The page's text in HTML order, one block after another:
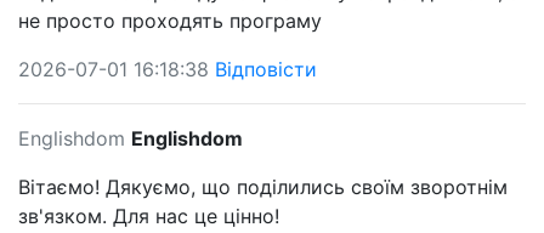
не просто проходять програму
2026-07-01 16:18:38 Відповісти
Englishdom Englishdom
Вітаємо! Дякуємо, що поділились своїм зворотнім
зв'язком. Для нас це цінно!